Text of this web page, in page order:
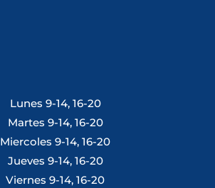
Lunes 9-14, 16-20
Martes 9-14, 16-20
Miercoles 9-14, 16-20
Jueves 9-14, 16-20
Viernes 9-14, 16-20